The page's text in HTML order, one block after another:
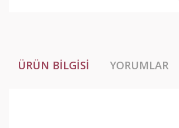
ÜRÜN BILGISI YORUMLAR